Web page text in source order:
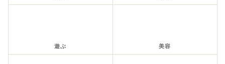
遊ぶ 美容